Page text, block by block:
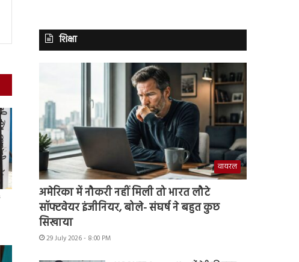
शिक्षा
वायरल
अमेरिका में नौकरी नहीं मिली तो भारत लौटे
सॉफ्टवेयर इंजीनियर, बोले- संघर्ष ने बहुत कुछ
सिखाया
29 July 2026 - 8:00 PM